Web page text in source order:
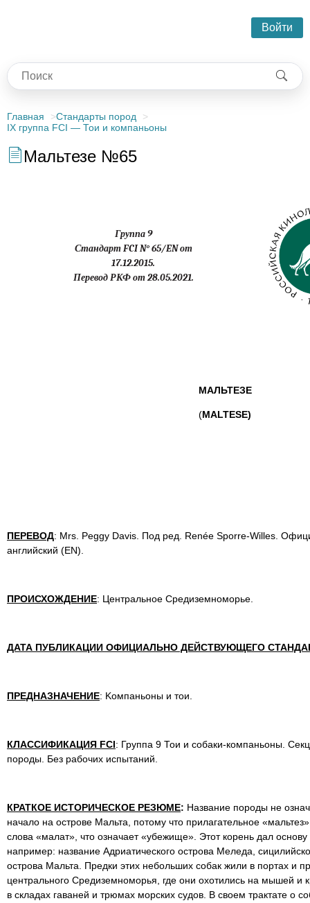
Войти
Главная
Стандарты пород
IX группа FCI — Тои и компаньоны
Мальтезе №65
Группа 9
Стандарт FCI N° 65/EN от
17.12.2015.
Перевод РКФ от 28.05.2021.
МАЛЬТЕЗЕ
(MALTESE)
ПЕРЕВОД: Mrs. Peggy Davis. Под ред. Renée Sporre-Willes.
английский (EN).
ПРОИСХОЖДЕНИЕ: Центральное Средиземноморье.
ДАТА ПУБЛИКАЦИИ ОФИЦИАЛЬНО ДЕЙСТВУЮЩЕГО
ПРЕДНАЗНАЧЕНИЕ: Kомпаньоны и тои.
КЛАССИФИКАЦИЯ FCI: Группа 9 Тои и собаки-компаньоны.
породы. Без рабочих испытаний.
КРАТКОЕ ИСТОРИЧЕСКОЕ РЕЗЮМЕ: Название породы не
начало на острове Мальта, потому что прилагательное
слова «малат», что означает «убежище». Этот корень дал
например: название Адриатического острова Меледа,
острова Мальта. Предки этих небольших собак жили в портах и
центрального Средиземноморья, где они охотились на мышей и
в складах гаваней и трюмах морских судов. В своем трактате о